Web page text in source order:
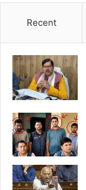
Recent